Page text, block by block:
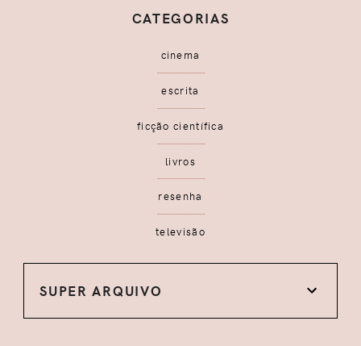
CATEGORIAS
cinema
escrita
ficção científica
livros
resenha
televisão
SUPER ARQUIVO